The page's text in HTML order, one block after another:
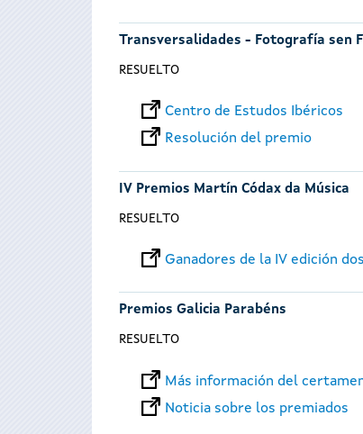
Transversalidades - Fotografía sen
RESUELTO
Centro de Estudos Ibéricos
Resolución del premio
IV Premios Martín Códax da Música
RESUELTO
Ganadores de la IV edición
Premios Galicia Parabéns
RESUELTO
Más información del
Noticia sobre los premiados